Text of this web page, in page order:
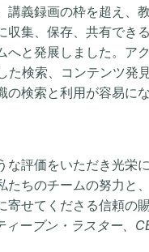
講義録画の枠を超え、
収集、保存、共有でき
へと発展しました。ア
た検索、コンテンツ発
の検索と利用が容易に
な評価をいただき光栄
たちのチームの努力と
寄せてくださる信頼の
ィーブン・ラスター、